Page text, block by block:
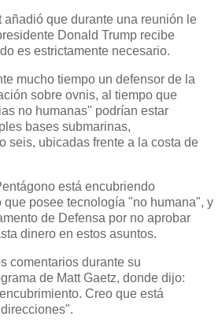
añadió que durante una reunión le
Donald Trump recibe
es estrictamente necesario.
mucho tiempo un defensor de la
sobre ovnis, al tiempo que
no humanas" podrían estar
bases submarinas,
seis, ubicadas frente a la costa de
está encubriendo
que posee tecnología "no humana", y
de Defensa por no aprobar
dinero en estos asuntos.
comentarios durante su
de Matt Gaetz, donde dijo:
Creo que está